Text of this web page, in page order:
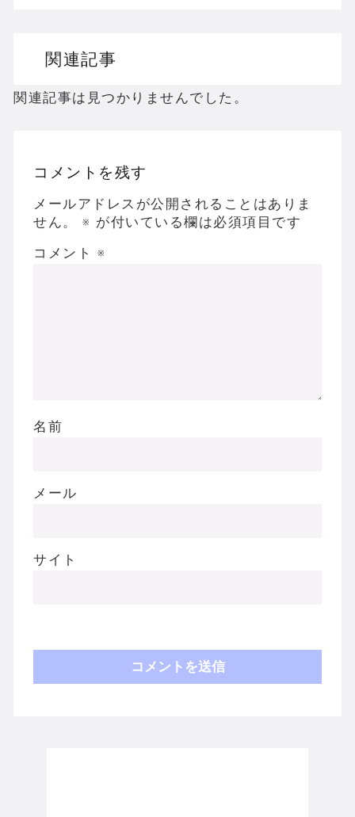
ドラゴンクエスト３の思い出
【聖剣伝説3】リースとアンジェラってなん
Powered by livedoor 相互RSS
関連記事
関連記事は見つかりませんでした。
コメントを残す
メールアドレスが公開されることはありま
せん。
※ が付いている欄は必須項目です
コメント ※
名前
メール
サイト